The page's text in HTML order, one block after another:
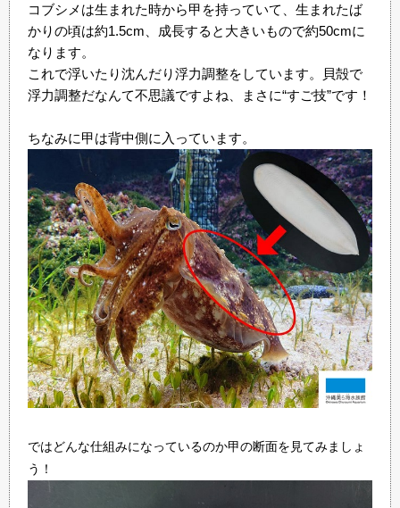
コブシメは生まれた時から甲を持っていて、生まれたば
かりの頃は約1.5cm、成長すると大きいもので約50cmに
なります。
これで浮いたり沈んだり浮力調整をしています。貝殻で
浮力調整だなんて不思議ですよね、まさに“すご技”です！
ちなみに甲は背中側に入っています。
ではどんな仕組みになっているのか甲の断面を見てみましょ
う！